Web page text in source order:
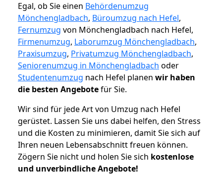
Egal, ob Sie einen Behördenumzug
Mönchengladbach, Büroumzug nach Hefel,
Fernumzug von Mönchengladbach nach Hefel,
Firmenumzug, Laborumzug Mönchengladbach,
Praxisumzug, Privatumzug Mönchengladbach,
Seniorenumzug in Mönchengladbach oder
Studentenumzug nach Hefel planen wir haben
die besten Angebotefür Sie.
Wir sind für jede Art von Umzug nach Hefel
gerüstet. Lassen Sie uns dabei helfen, den Stress
und die Kosten zu minimieren, damit Sie sich auf
Ihren neuen Lebensabschnitt freuen können.
Zögern Sie nicht und holen Sie sich kostenlose
und unverbindliche Angebote!